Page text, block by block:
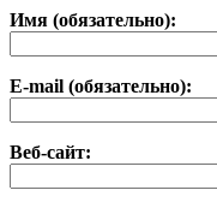
Имя (обязательно):
E-mail (обязательно):
Веб-сайт: